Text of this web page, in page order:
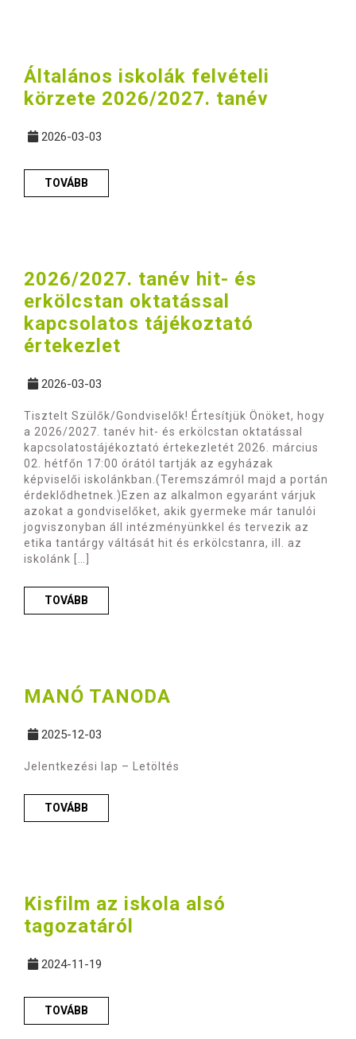
Általános iskolák felvételi
körzete 2026/2027. tanév
2026-03-03
TOVÁBB
2026/2027. tanév hit- és
erkölcstan oktatással
kapcsolatos tájékoztató
értekezlet
2026-03-03
Tisztelt Szülők/Gondviselők! Értesítjük Önöket, hogy
a 2026/2027. tanév hit- és erkölcstan oktatással
kapcsolatostájékoztató értekezletét 2026. március
02. hétfőn 17:00 órától tartják az egyházak
képviselői iskolánkban.(Teremszámról majd a portán
érdeklődhetnek.)Ezen az alkalmon egyaránt várjuk
azokat a gondviselőket, akik gyermeke már tanulói
jogviszonyban áll intézményünkkel és tervezik az
etika tantárgy váltását hit és erkölcstanra, ill. az
iskolánk […]
TOVÁBB
MANÓ TANODA
2025-12-03
Jelentkezési lap – Letöltés
TOVÁBB
Kisfilm az iskola alsó
tagozatáról
2024-11-19
TOVÁBB